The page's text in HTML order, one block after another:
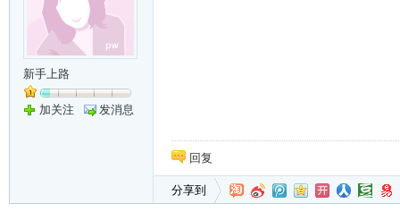
新手上路
加关注 发消息
回复
分享到